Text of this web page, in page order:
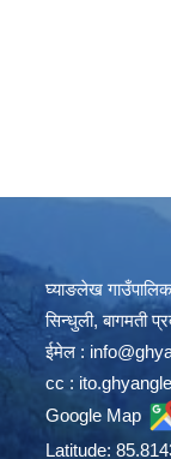
घ्याङलेख
सिन्धुली, बागमती
ईमेल :
cc :
Google Map
Latitude: